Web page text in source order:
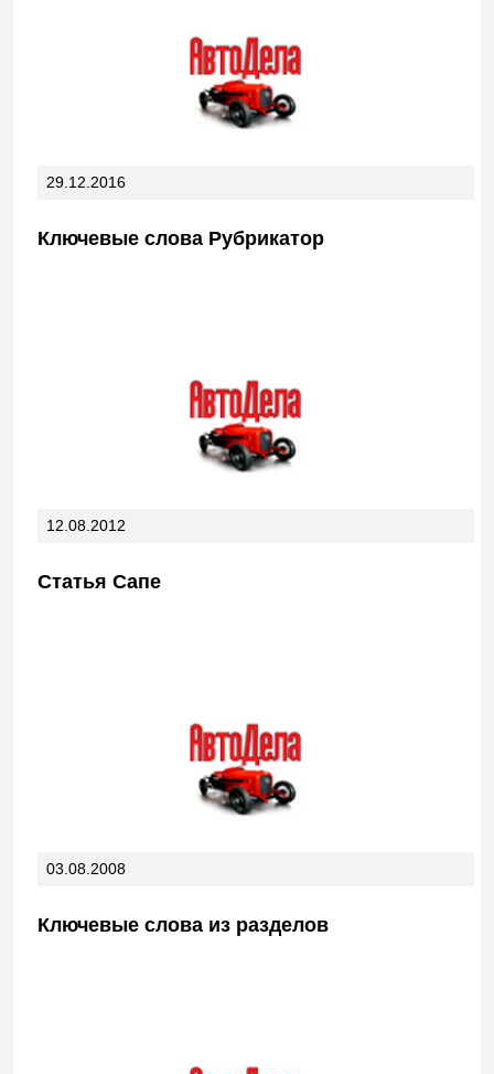
29.12.2016
Ключевые слова Рубрикатор
12.08.2012
Статья Сапе
03.08.2008
Ключевые слова из разделов